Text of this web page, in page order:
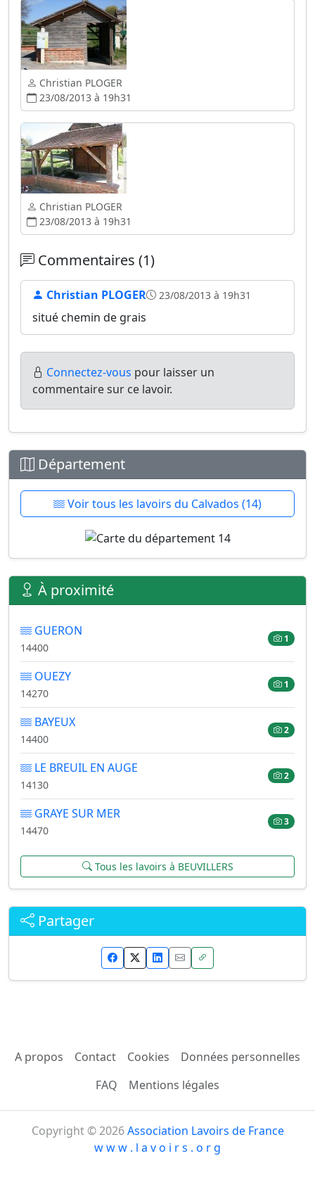
Christian PLOGER
23/08/2013 à 19h31
Christian PLOGER
23/08/2013 à 19h31
Commentaires (1)
Christian PLOGER 23/08/2013 à 19h31
situé chemin de grais
Connectez-vous pour laisser un
commentaire sur ce lavoir.
Département
Voir tous les lavoirs du Calvados (14)
À proximité
GUERON
14400
1
OUEZY
14270
1
BAYEUX
14400
2
LE BREUIL EN AUGE
14130
2
GRAYE SUR MER
14470
3
Tous les lavoirs à BEUVILLERS
Partager
A propos Contact Cookies
Données personnelles
FAQ
Mentions légales
Copyright © 2026Association Lavoirs de France
w w w . l a v o i r s . o r g